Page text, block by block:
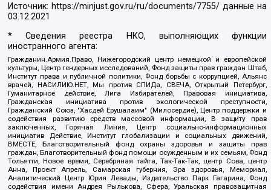
Источник:https://minjust.gov.ru/ru/documents/7755/ данные на
03.12.2021
* Сведения реестра НКО, выполняющих функции
иностранного агента:
Гражданин.Армия.Право, Нижегородский центр немецкой и европейской
культуры, Центр гендерных исследований, Фонд защиты прав граждан Штаб,
Институт права и публичной политики, Фонд борьбы с коррупцией, Альянс
врачей, НАСИЛИЮ.НЕТ, Мы против СПИДа, СВЕЧА, Открытый Петербург,
Гуманитарное действие, Лига Избирателей, Правовая инициатива,
Гражданская инициатива против экологической преступности,
Гражданский Союз, "Хасдей Ерушалаим" (Милосердие), Центр поддержки и
содействия развитию средств массовой информации, В защиту прав
заключенных, Горячая Линия, Центр социально-информационных
инициатив Действие, Институт глобализации и социальных движений,
ВМЕСТЕ, Благотворительный фонд охраны здоровья и защиты прав
граждан, Благотворительный фонд помощи осужденным и их семьям, Фонд
Тольятти, Новое время, Серебряная тайга, Так-Так-Так, центр Сова, центр
Анна, Проект Апрель, Самарская губерния, Эра здоровья, Мемориал,
Аналитический Центр Юрия Левады, Издательство Парк Гагарина, Фонд
содействия имени Андрея Рылькова, Сфера, Уральская правозащитная